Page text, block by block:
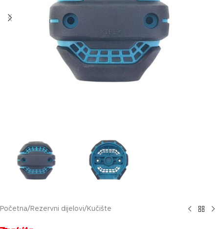
Početna/ Rezervni dijelovi/ Kučište